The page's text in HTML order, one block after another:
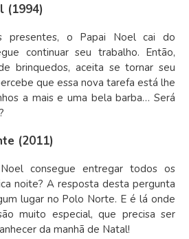
(1994)
presentes, o Papai Noel cai do
continuar seu trabalho. Então,
brinquedos, aceita se tornar seu
que essa nova tarefa está lhe
a mais e uma bela barba… Será
(2011)
consegue entregar todos os
noite? A resposta desta pergunta
lugar no Polo Norte. E é lá onde
muito especial, que precisa ser
da manhã de Natal!